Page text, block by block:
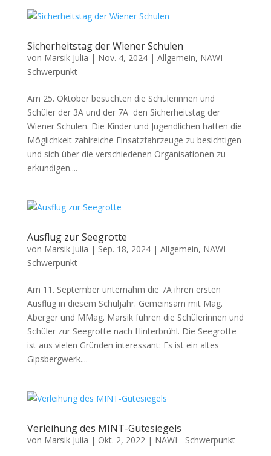
Sicherheitstag der Wiener Schulen
von Marsik Julia | Nov. 4, 2024| Allgemein, NAWI -
Schwerpunkt
Am 25. Oktober besuchten die Schülerinnen und
Schüler der 3A und der 7A den Sicherheitstag der
Wiener Schulen. Die Kinder und Jugendlichen hatten die
Möglichkeit zahlreiche Einsatzfahrzeuge zu besichtigen
und sich über die verschiedenen Organisationen zu
erkundigen....
Ausflug zur Seegrotte
von Marsik Julia | Sep. 18, 2024| Allgemein, NAWI -
Schwerpunkt
Am 11. September unternahm die 7A ihren ersten
Ausflug in diesem Schuljahr. Gemeinsam mit Mag.
Aberger und MMag. Marsik fuhren die Schülerinnen und
Schüler zur Seegrotte nach Hinterbrühl. Die Seegrotte
ist aus vielen Gründen interessant: Es ist ein altes
Gipsbergwerk....
Verleihung des MINT-Gütesiegels
von Marsik Julia | Okt. 2, 2022| NAWI - Schwerpunkt